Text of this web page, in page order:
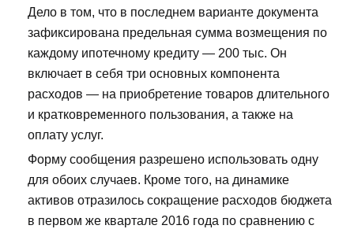
Дело в том, что в последнем варианте документа
зафиксирована предельная сумма возмещения по
каждому ипотечному кредиту — 200 тыс. Он
включает в себя три основных компонента
расходов — на приобретение товаров длительного
и кратковременного пользования, а также на
оплату услуг.
Форму сообщения разрешено использовать одну
для обоих случаев. Кроме того, на динамике
активов отразилось сокращение расходов бюджета
в первом же квартале 2016 года по сравнению с